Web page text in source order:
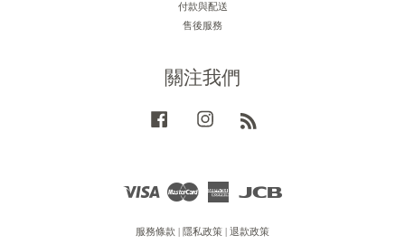
付款與配送
售後服務
關注我們
Facebook Instagram
Visa
American
服務條款 | 隱私政策 | 退款政策